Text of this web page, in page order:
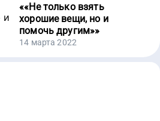
««Не только взять
хорошие вещи, но и
помочь другим»»
14 марта 2022